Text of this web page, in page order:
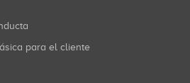
para el cliente